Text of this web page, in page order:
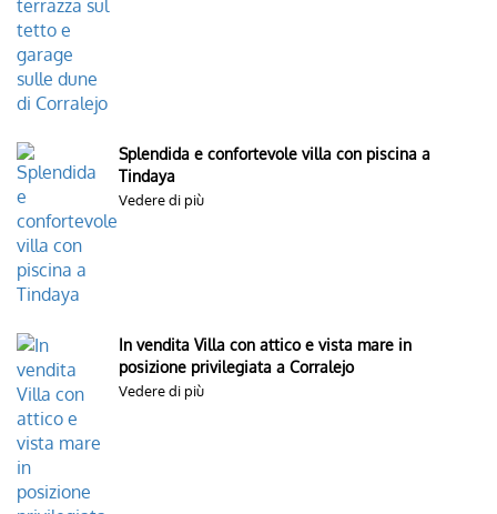
Splendida e confortevole villa con piscina a
Tindaya
Vedere di più
In vendita Villa con attico e vista mare in
posizione privilegiata a Corralejo
Vedere di più